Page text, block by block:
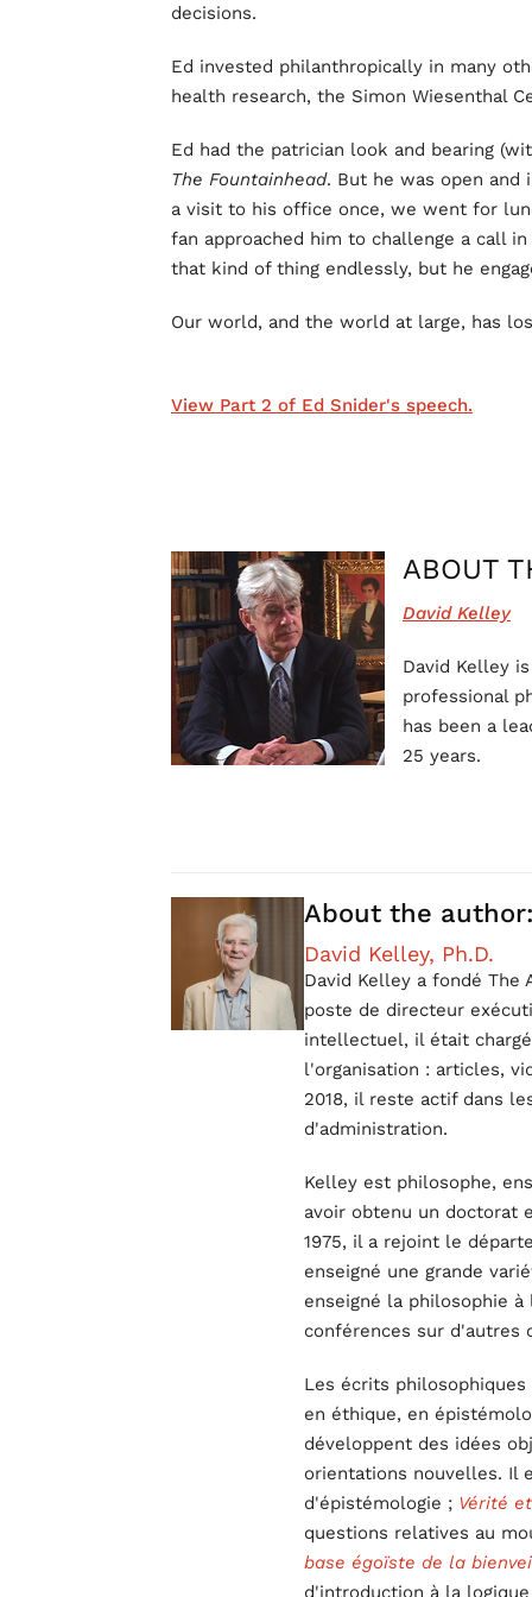
decisions.
Ed invested philanthropically in many
health research, the Simon Wiesenthal
Ed had the patrician look and bearing
The Fountainhead. But he was open
a visit to his office once, we went for
fan approached him to challenge a call
that kind of thing endlessly, but he
Our world, and the world at large, has
View Part 2 of Ed Snider's speech.
ABOUT
David Kelley
David Kelley
professional
has been a
25 years.
About the
David Kelley, Ph.D.
David Kelley a fondé The
poste de directeur
intellectuel, il était
l'organisation : articles,
2018, il reste actif dans
d'administration.
Kelley est philosophe,
avoir obtenu un doctorat
1975, il a rejoint le
enseigné une grande
enseigné la philosophie
conférences sur d'autres
Les écrits
en éthique, en
développent des idées
orientations nouvelles. Il
d'épistémologie ; Vérité
questions relatives au
base égoïste de la
d'introduction à la